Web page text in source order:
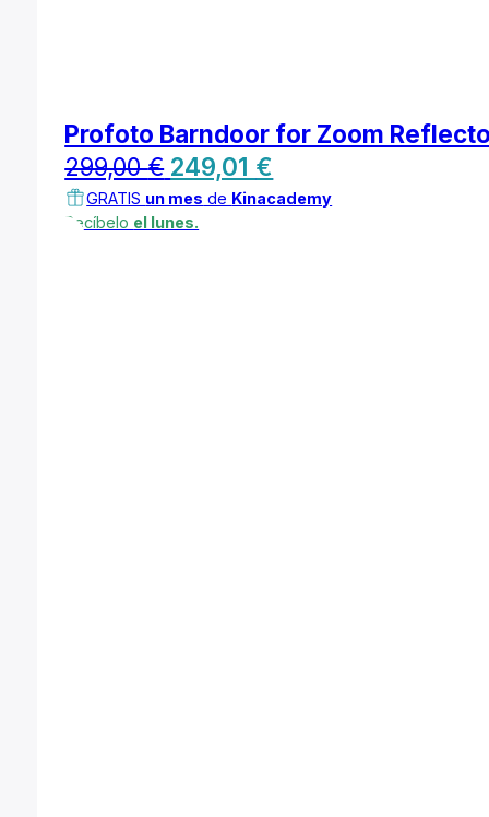
Profoto Barndoor for Zoom
299,00€ El
precio
original
249,01 €
precio
GRATIS un mes de Kinacademy
Recíbelo el lunes.